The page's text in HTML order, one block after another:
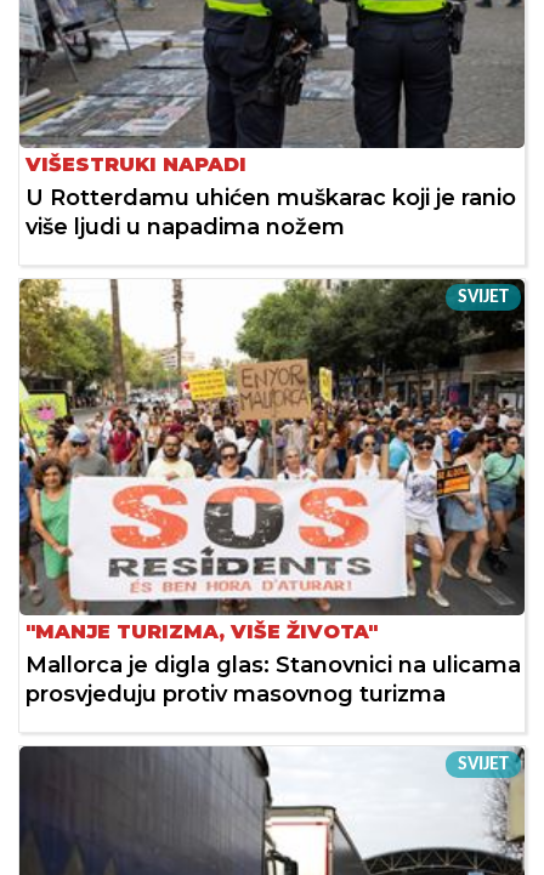
VIŠESTRUKI NAPADI
U Rotterdamu uhićen muškarac koji je ranio
više ljudi u napadima nožem
SVIJET
"MANJE TURIZMA, VIŠE ŽIVOTA"
Mallorca je digla glas: Stanovnici na ulicama
prosvjeduju protiv masovnog turizma
SVIJET